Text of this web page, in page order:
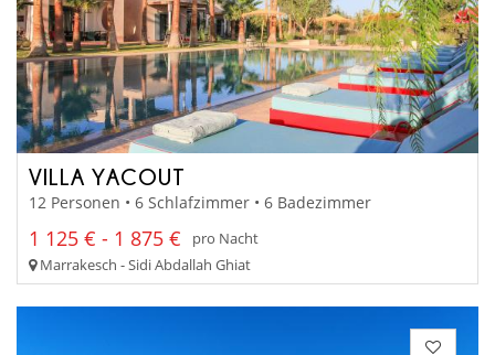
VILLA YACOUT
12 Personen • 6 Schlafzimmer • 6 Badezimmer
1 125 € - 1 875 €
pro Nacht
Marrakesch - Sidi Abdallah Ghiat